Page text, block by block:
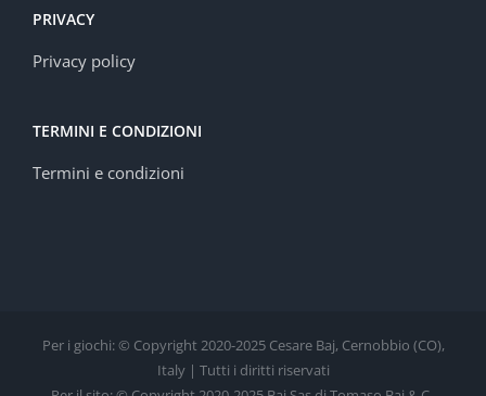
PRIVACY
Privacy policy
TERMINI E CONDIZIONI
Termini e condizioni
Per i giochi: © Copyright 2020-2025 Cesare Baj, Cernobbio (CO),
Italy | Tutti i diritti riservati